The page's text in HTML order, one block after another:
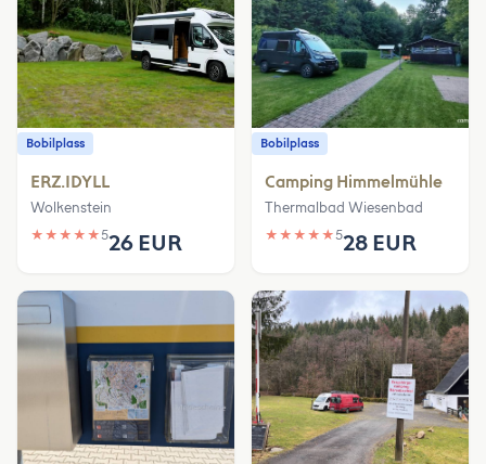
Bobilplass
ERZ.IDYLL
Wolkenstein
★ ★ ★ ★ ★526 EUR
Bobilplass
Camping Himmelmühle
Thermalbad Wiesenbad
★ ★ ★ ★ ★528 EUR